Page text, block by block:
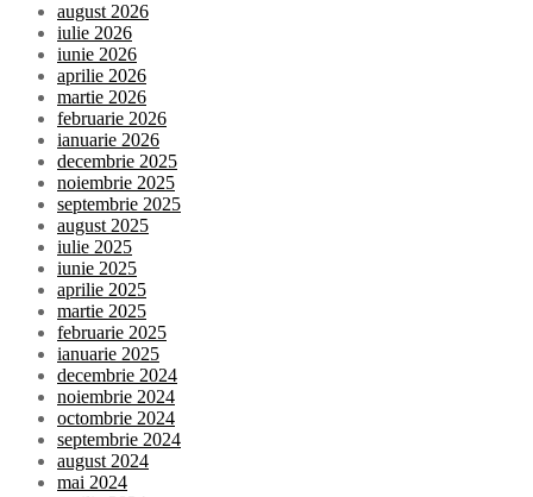
august 2026
iulie 2026
iunie 2026
aprilie 2026
martie 2026
februarie 2026
ianuarie 2026
decembrie 2025
noiembrie 2025
septembrie 2025
august 2025
iulie 2025
iunie 2025
aprilie 2025
martie 2025
februarie 2025
ianuarie 2025
decembrie 2024
noiembrie 2024
octombrie 2024
septembrie 2024
august 2024
mai 2024